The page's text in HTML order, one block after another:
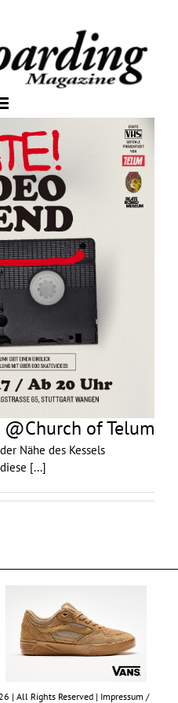
of Telum
Nähe des Kessels
[...]
| All Rights Reserved | Impressum /